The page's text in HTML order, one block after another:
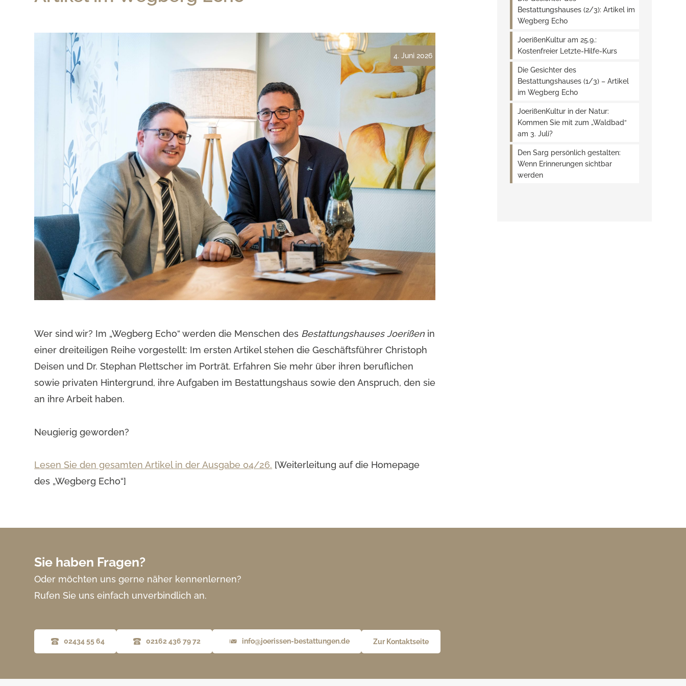
Auslandsüberführungen
Gestaltung der Trauerfeier –
auch in unserem Haus
Unsere Urnen- und
Sargausstellung
Versorgung des Verstorbenen
in unserem Bestattungshaus
4. Juni 2026
Wer sind wir? Im „Wegberg Echo“ werden die Menschen des Bestattungshauses Joerißen in
einer dreiteiligen Reihe vorgestellt: Im ersten Artikel stehen die Geschäftsführer Christoph
Deisen und Dr. Stephan Plettscher im Porträt. Erfahren Sie mehr über ihren beruflichen
sowie privaten Hintergrund, ihre Aufgaben im Bestattungshaus sowie den Anspruch, den sie
an ihre Arbeit haben.
Neugierig geworden?
Lesen Sie den gesamten Artikel in der Ausgabe 04/26. [Weiterleitung auf die Homepage
des „Wegberg Echo“]
Bestattungshauses (2/3): Artikel im
Wegberg Echo
JoerißenKultur am 25.9.:
Kostenfreier Letzte-Hilfe-Kurs
Die Gesichter des
Bestattungshauses (1/3) – Artikel
im Wegberg Echo
JoerißenKultur in der Natur:
Kommen Sie mit zum „Waldbad“
am 3. Juli?
Den Sarg persönlich gestalten:
Wenn Erinnerungen sichtbar
werden
Sie haben Fragen?
Oder möchten uns gerne näher kennenlernen?
Rufen Sie uns einfach unverbindlich an.
02434 55 64 02162 436 79 72 info@joerissen-bestattungen.de Zur Kontaktseite